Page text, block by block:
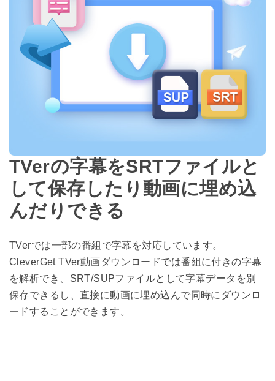
TVerの字幕をSRTファイルと
して保存したり動画に埋め込
んだりできる
TVerでは一部の番組で字幕を対応しています。
CleverGet TVer動画ダウンロードでは番組に付きの字幕
を解析でき、SRT/SUPファイルとして字幕データを別
保存できるし、直接に動画に埋め込んで同時にダウンロ
ードすることができます。